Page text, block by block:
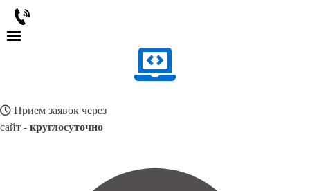
Прием заявок через
сайт - круглосуточно